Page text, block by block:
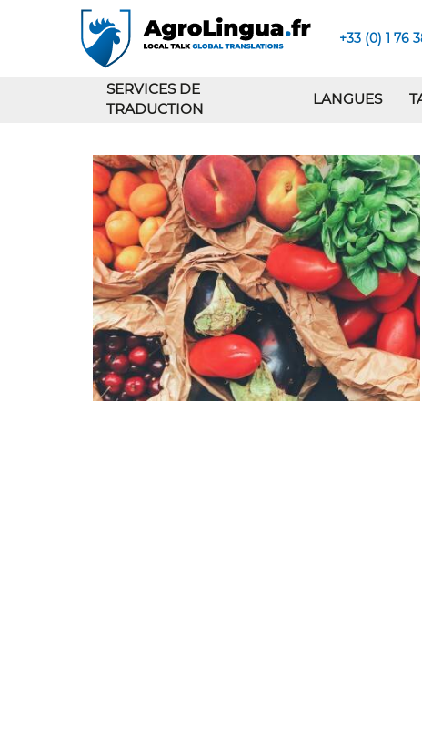
+33 (0) 1 76
SERVICES DE
TRADUCTION
LANGUES